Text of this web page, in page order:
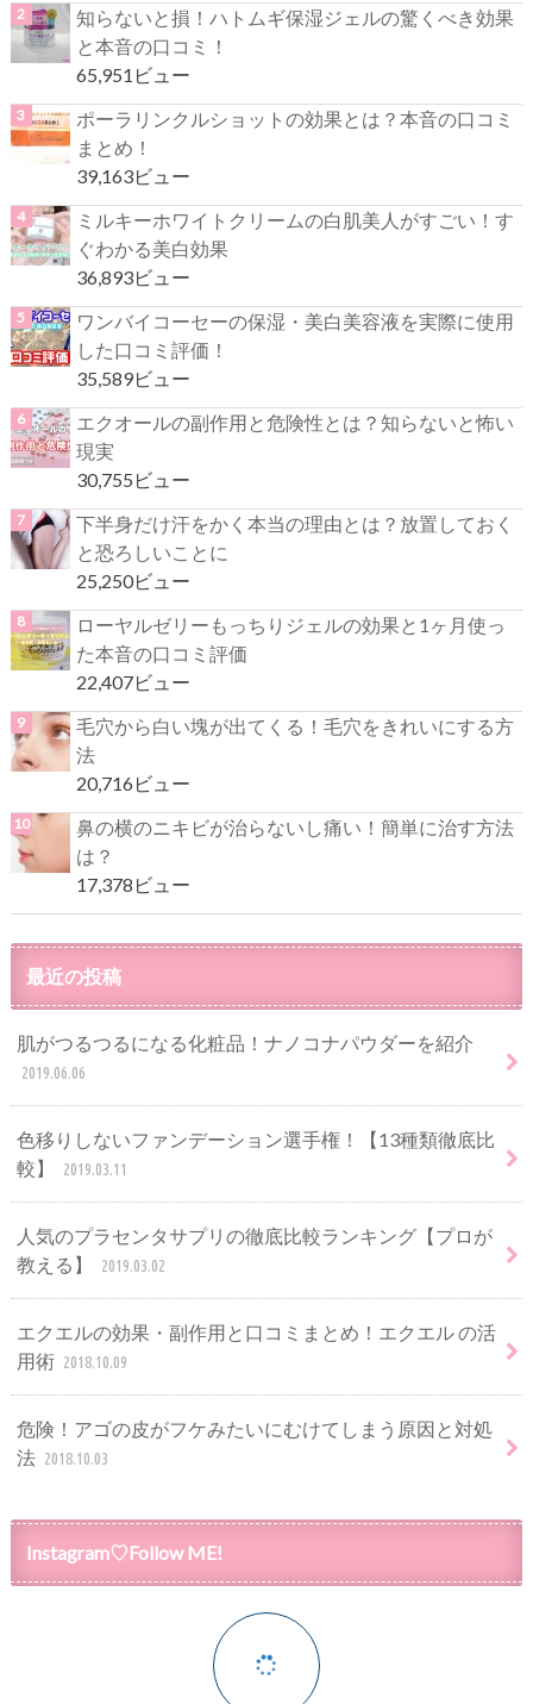
知らないと損！ハトムギ保湿ジェルの驚くべき効果
と本音の口コミ！
65,951ビュー
ポーラリンクルショットの効果とは？本音の口コミ
まとめ！
39,163ビュー
ミルキーホワイトクリームの白肌美人がすごい！す
ぐわかる美白効果
36,893ビュー
ワンバイコーセーの保湿・美白美容液を実際に使用
した口コミ評価！
35,589ビュー
エクオールの副作用と危険性とは？知らないと怖い
現実
30,755ビュー
下半身だけ汗をかく本当の理由とは？放置しておく
と恐ろしいことに
25,250ビュー
ローヤルゼリーもっちりジェルの効果と1ヶ月使っ
た本音の口コミ評価
22,407ビュー
毛穴から白い塊が出てくる！毛穴をきれいにする方
法
20,716ビュー
鼻の横のニキビが治らないし痛い！簡単に治す方法
は？
17,378ビュー
最近の投稿
肌がつるつるになる化粧品！ナノコナパウダーを紹介
2019.06.06
色移りしないファンデーション選手権！【13種類徹底比
較】
2019.03.11
人気のプラセンタサプリの徹底比較ランキング【プロが
教える】
2019.03.02
エクエルの効果・副作用と口コミまとめ！エクエル の活
用術 2018.10.09
危険！アゴの皮がフケみたいにむけてしまう原因と対処
法 2018.10.03
Instagram♡Follow ME!